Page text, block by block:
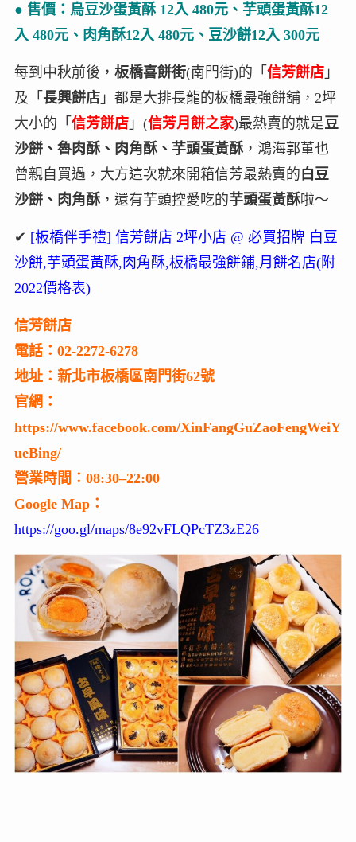
● 售價：烏豆沙蛋黃酥 12入 480元、芋頭蛋黃酥12
入 480元、肉角酥12入 480元、豆沙餅12入 300元
每到中秋前後， 板橋喜餅街(南門街)的「 信芳餅店」
及「 長興餅店」都是大排長龍的板橋最強餅舖，2坪
大小的「 信芳餅店」(信芳月餅之家)最熱賣的就是豆
沙餅、魯肉酥、肉角酥、芋頭蛋黃酥，鴻海郭董也
曾親自買過，大方這次就來開箱信芳最熱賣的白豆
沙餅、肉角酥，還有芋頭控愛吃的芋頭蛋黃酥啦～
✔ [板橋伴手禮] 信芳餅店 2坪小店 @ 必買招牌 白豆
沙餅,芋頭蛋黃酥,肉角酥,板橋最強餅鋪,月餅名店(附
2022價格表)
信芳餅店
電話：02-2272-6278
地址：新北市板橋區南門街62號
官網：
https://www.facebook.com/XinFangGuZaoFengWeiY
ueBing/
營業時間：08:30–22:00
Google Map：
https://goo.gl/maps/8e92vFLQPcTZ3zE26